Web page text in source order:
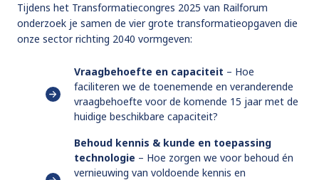
Tijdens het Transformatiecongres 2025 van Railforum
onderzoek je samen de vier grote transformatieopgaven die
onze sector richting 2040 vormgeven:
Vraagbehoefte en capaciteit – Hoe
faciliteren we de toenemende en veranderende
vraagbehoefte voor de komende 15 jaar met de
huidige beschikbare capaciteit?
Behoud kennis & kunde en toepassing
technologie – Hoe zorgen we voor behoud én
vernieuwing van voldoende kennis en